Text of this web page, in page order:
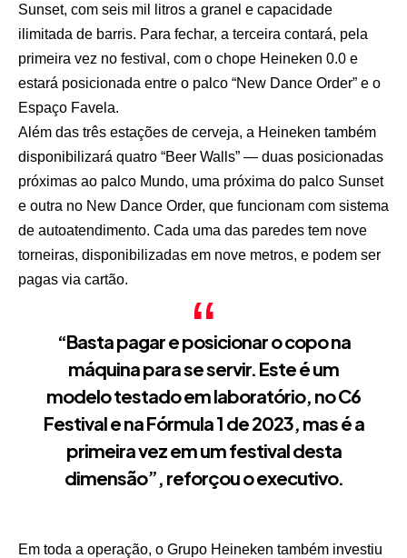
Sunset, com seis mil litros a granel e capacidade
ilimitada de barris. Para fechar, a terceira contará, pela
primeira vez no festival, com o chope Heineken 0.0 e
estará posicionada entre o palco “New Dance Order” e o
Espaço Favela.
Além das três estações de cerveja, a Heineken também
disponibilizará quatro “Beer Walls” — duas posicionadas
próximas ao palco Mundo, uma próxima do palco Sunset
e outra no New Dance Order, que funcionam com sistema
de autoatendimento. Cada uma das paredes tem nove
torneiras, disponibilizadas em nove metros, e podem ser
pagas via cartão.
“Basta pagar e posicionar o copo na
máquina para se servir. Este é um
modelo testado em laboratório, no C6
Festival e na Fórmula 1 de 2023, mas é a
primeira vez em um festival desta
dimensão”, reforçou o executivo.
Em toda a operação, o Grupo Heineken também investiu